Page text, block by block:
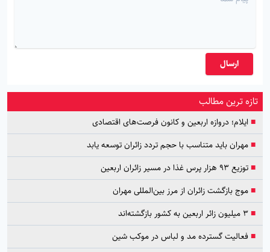
ارسال
تازه ترین مطالب
■ ایلام؛ دروازه اربعین و کانون فرصت‌های اقتصادی
■مهران باید متناسب با حجم تردد زائران توسعه یابد
■توزیع ۹۳ هزار پرس غذا در مسیر زائران اربعین
■موج بازگشت زائران از مرز بین‌المللی مهران
■۳ میلیون زائر اربعین به کشور بازگشته‌اند
■فعالیت گسترده مد و لباس در موکب شین